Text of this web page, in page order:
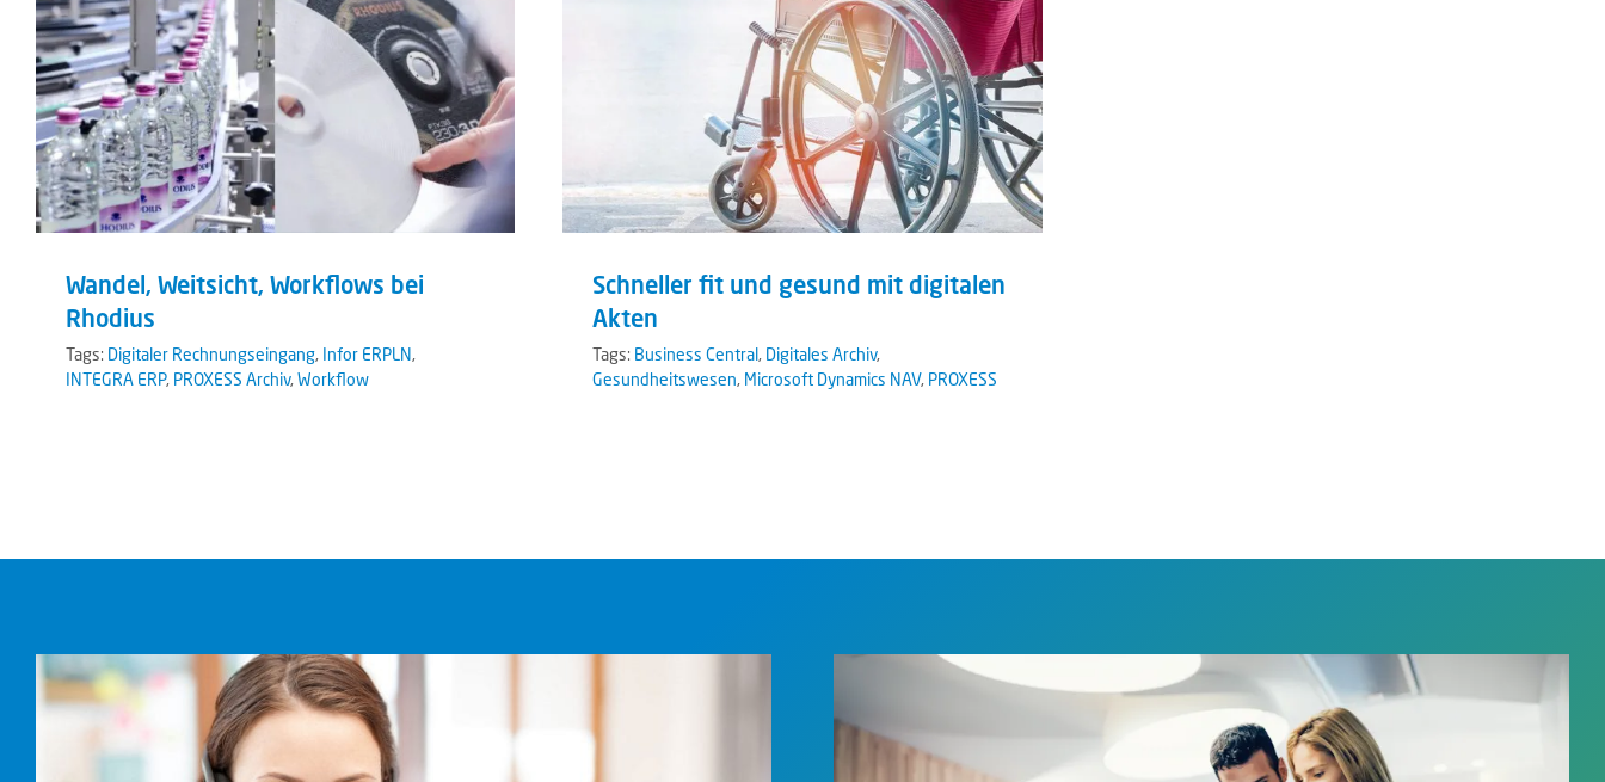
Wandel, Weitsicht, Workflows bei
Rhodius
Tags: Digitaler Rechnungseingang, Infor ERPLN,
INTEGRA ERP, PROXESS Archiv,Workflow
Schneller fit und gesund mit digitalen
Akten
Tags: Business Central, Digitales Archiv,
Gesundheitswesen, Microsoft Dynamics NAV, PROXESS